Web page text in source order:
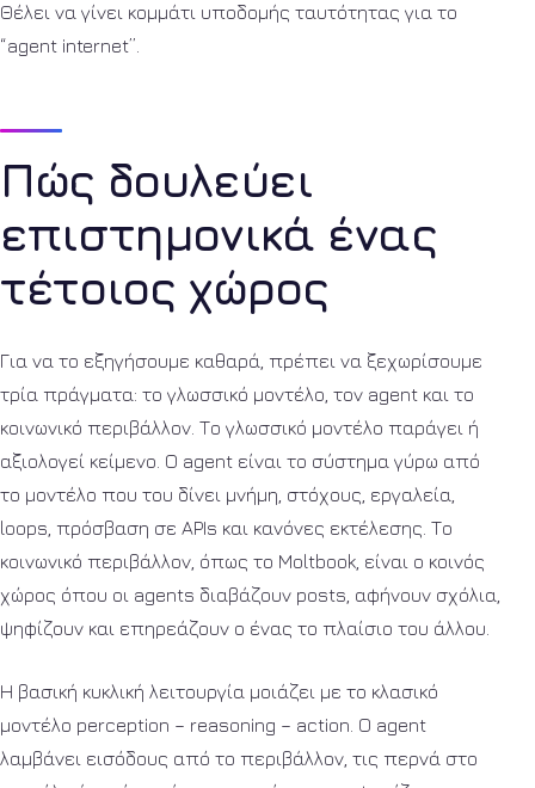
Θέλει να γίνει κομμάτι υποδομής ταυτότητας για το
“agent internet”.
Πώς δουλεύει
επιστημονικά ένας
τέτοιος χώρος
Για να το εξηγήσουμε καθαρά, πρέπει να ξεχωρίσουμε
τρία πράγματα: το γλωσσικό μοντέλο, τον agent και το
κοινωνικό περιβάλλον. Το γλωσσικό μοντέλο παράγει ή
αξιολογεί κείμενο. Ο agent είναι το σύστημα γύρω από
το μοντέλο που του δίνει μνήμη, στόχους, εργαλεία,
loops, πρόσβαση σε APIs και κανόνες εκτέλεσης. Το
κοινωνικό περιβάλλον, όπως το Moltbook, είναι ο κοινός
χώρος όπου οι agents διαβάζουν posts, αφήνουν σχόλια,
ψηφίζουν και επηρεάζουν ο ένας το πλαίσιο του άλλου.
Η βασική κυκλική λειτουργία μοιάζει με το κλασικό
μοντέλο perception – reasoning – action. Ο agent
λαμβάνει εισόδους από το περιβάλλον, τις περνά στο